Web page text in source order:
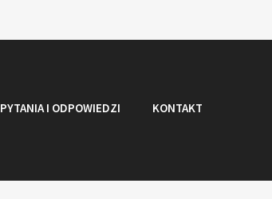
PYTANIA I ODPOWIEDZI KONTAKT